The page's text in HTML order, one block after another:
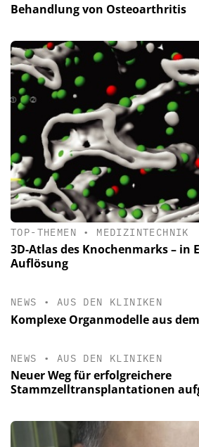
Behandlung von Osteoarthritis
TOP-THEMEN • MEDIZINTECHNIK
3D-Atlas des Knochenmarks – in
Auflösung
NEWS • AUS DEN KLINIKEN
Komplexe Organmodelle aus
NEWS • AUS DEN KLINIKEN
Neuer Weg für erfolgreichere
Stammzelltransplantationen